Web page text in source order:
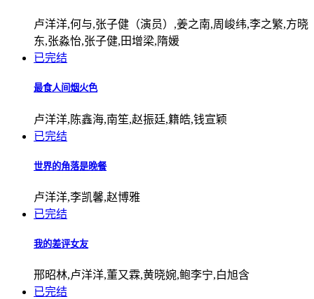
卢洋洋,何与,张子健（演员）,姜之南,周峻纬,李之繁,方晓
东,张淼怡,张子健,田增梁,隋媛
已完结
最食人间烟火色
卢洋洋,陈鑫海,南笙,赵振廷,籍皓,钱宣颖
已完结
世界的角落是晚餐
卢洋洋,李凯馨,赵博雅
已完结
我的差评女友
邢昭林,卢洋洋,董又霖,黄晓婉,鲍李宁,白旭含
已完结